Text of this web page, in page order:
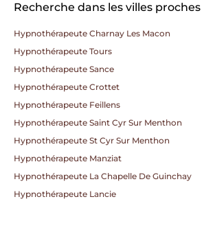
Recherche dans les villes proches
Hypnothérapeute Charnay Les Macon
Hypnothérapeute Tours
Hypnothérapeute Sance
Hypnothérapeute Crottet
Hypnothérapeute Feillens
Hypnothérapeute Saint Cyr Sur Menthon
Hypnothérapeute St Cyr Sur Menthon
Hypnothérapeute Manziat
Hypnothérapeute La Chapelle De Guinchay
Hypnothérapeute Lancie